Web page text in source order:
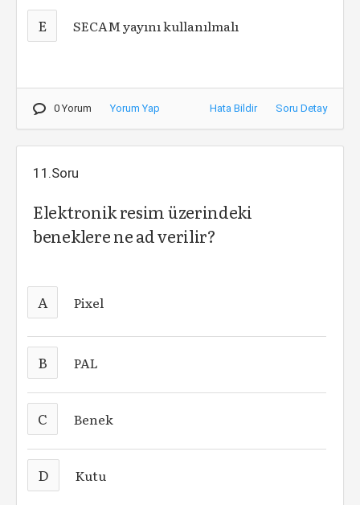
E SECAM yayını kullanılmalı
0 Yorum Yorum Yap Hata Bildir Soru Detay
11.Soru
Elektronik resim üzerindeki
beneklere ne ad verilir?
A Pixel
B PAL
C Benek
D Kutu